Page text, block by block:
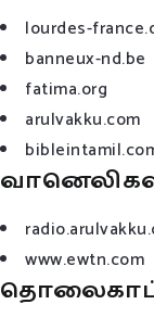
lourdes-
banneux-nd.be
fatima.org
arulvakku.com
www.ewtn.com